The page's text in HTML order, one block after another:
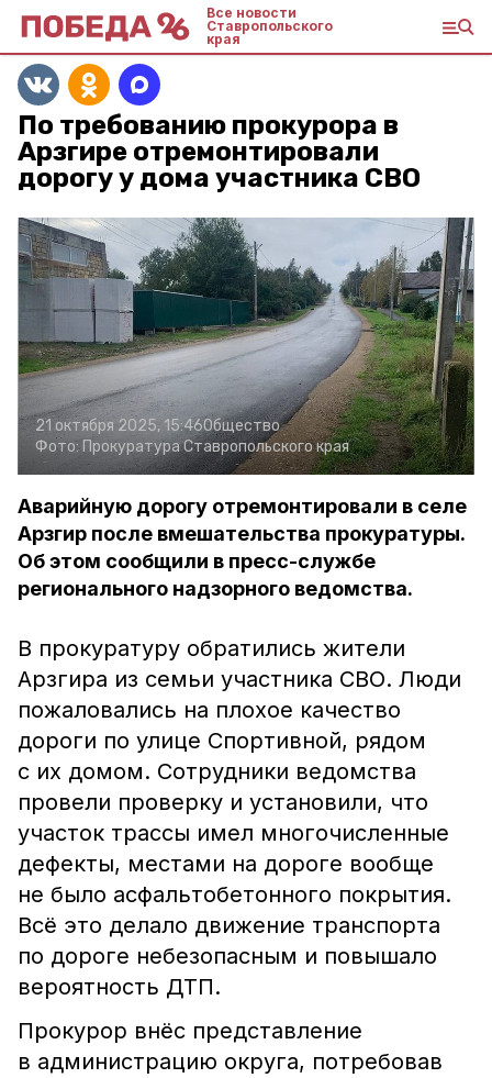
Все новости
Ставропольского
края
По требованию прокурора в
Арзгире отремонтировали
дорогу у дома участника СВО
21 октября 2025, 15:46Общество
Фото: Прокуратура Ставропольского края
Аварийную дорогу отремонтировали в селе
Арзгир после вмешательства прокуратуры.
Об этом сообщили в пресс-службе
регионального надзорного ведомства.
В прокуратуру обратились жители
Арзгира из семьи участника СВО. Люди
пожаловались на плохое качество
дороги по улице Спортивной, рядом
с их домом. Сотрудники ведомства
провели проверку и установили, что
участок трассы имел многочисленные
дефекты, местами на дороге вообще
не было асфальтобетонного покрытия.
Всё это делало движение транспорта
по дороге небезопасным и повышало
вероятность ДТП.
Прокурор внёс представление
в администрацию округа, потребовав